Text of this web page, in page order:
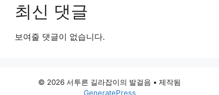
최신 댓글
보여줄 댓글이 없습니다.
© 2026 서투른 길라잡이의 발걸음 • 제작됨
GeneratePress